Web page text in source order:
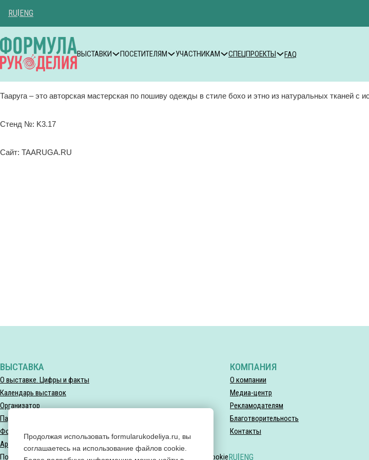
RU ENG
ВЫСТАВКИ ПОСЕТИТЕЛЯМ УЧАСТНИКАМ СПЕЦПРОЕКТЫ FAQ
Тааруга – это авторская мастерская по пошиву одежды в стиле бохо и этно из натуральных тканей с
Стенд №: K3.17
Сайт: TAARUGA.RU
ВЫСТАВКА
О выставке. Цифры и факты
Календарь выставок
Организатор
Партнеры выставки
Фотогалерея
Архив мероприятий
КОМПАНИЯ
О компании
Медиа-центр
Рекламодателям
Благотворительность
Контакты
Политика конфиденциальностиПолитика использования файлов CookieRU|ENG
Продолжая использовать formularukodeliya.ru, вы
соглашаетесь на использование файлов cookie.